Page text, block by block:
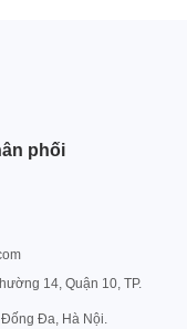
phối
14, Quận 10, TP.
Đống Đa, Hà Nội.